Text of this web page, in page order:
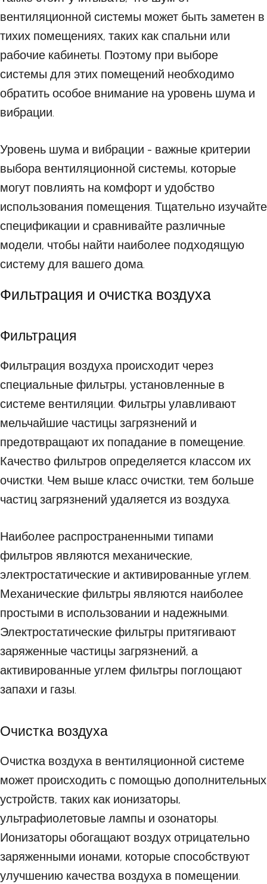
вентиляционной системы может быть заметен в
тихих помещениях, таких как спальни или
рабочие кабинеты. Поэтому при выборе
системы для этих помещений необходимо
обратить особое внимание на уровень шума и
вибрации.
Уровень шума и вибрации - важные критерии
выбора вентиляционной системы, которые
могут повлиять на комфорт и удобство
использования помещения. Тщательно изучайте
спецификации и сравнивайте различные
модели, чтобы найти наиболее подходящую
систему для вашего дома.
Фильтрация и очистка воздуха
Фильтрация
Фильтрация воздуха происходит через
специальные фильтры, установленные в
системе вентиляции. Фильтры улавливают
мельчайшие частицы загрязнений и
предотвращают их попадание в помещение.
Качество фильтров определяется классом их
очистки. Чем выше класс очистки, тем больше
частиц загрязнений удаляется из воздуха.
Наиболее распространенными типами
фильтров являются механические,
электростатические и активированные углем.
Механические фильтры являются наиболее
простыми в использовании и надежными.
Электростатические фильтры притягивают
заряженные частицы загрязнений, а
активированные углем фильтры поглощают
запахи и газы.
Очистка воздуха
Очистка воздуха в вентиляционной системе
может происходить с помощью дополнительных
устройств, таких как ионизаторы,
ультрафиолетовые лампы и озонаторы.
Ионизаторы обогащают воздух отрицательно
заряженными ионами, которые способствуют
улучшению качества воздуха в помещении.